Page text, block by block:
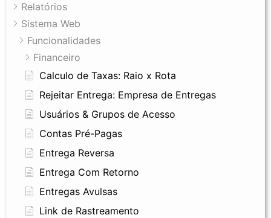
Relatórios
Sistema Web
Funcionalidades
Financeiro
Calculo de Taxas: Raio x Rota
Rejeitar Entrega: Empresa de Entregas
Usuários & Grupos de Acesso
Contas Pré-Pagas
Entrega Reversa
Entrega Com Retorno
Entregas Avulsas
Link de Rastreamento